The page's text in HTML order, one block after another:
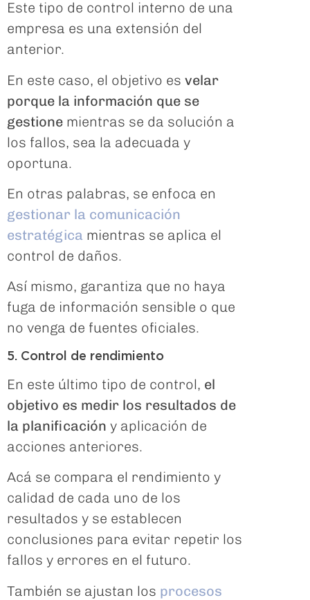
Este tipo de control interno de una
empresa es una extensión del
anterior.
En este caso, el objetivo es velar
porque la información que se
gestione mientras se da solución a
los fallos, sea la adecuada y
oportuna.
En otras palabras, se enfoca en
gestionar la comunicación
estratégica mientras se aplica el
control de daños.
Así mismo, garantiza que no haya
fuga de información sensible o que
no venga de fuentes oficiales.
5. Control de rendimiento
En este último tipo de control, el
objetivo es medir los resultados de
la planificación y aplicación de
acciones anteriores.
Acá se compara el rendimiento y
calidad de cada uno de los
resultados y se establecen
conclusiones para evitar repetir los
fallos y errores en el futuro.
También se ajustan los procesos